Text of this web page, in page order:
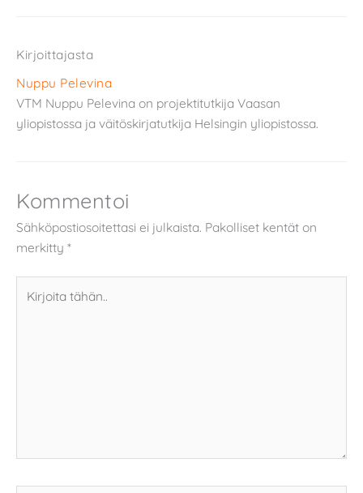
Kirjoittajasta
Nuppu Pelevina
VTM Nuppu Pelevina on projektitutkija Vaasan
yliopistossa ja väitöskirjatutkija Helsingin yliopistossa.
Kommentoi
Sähköpostiosoitettasi ei julkaista. Pakolliset kentät on
merkitty *
tähän..